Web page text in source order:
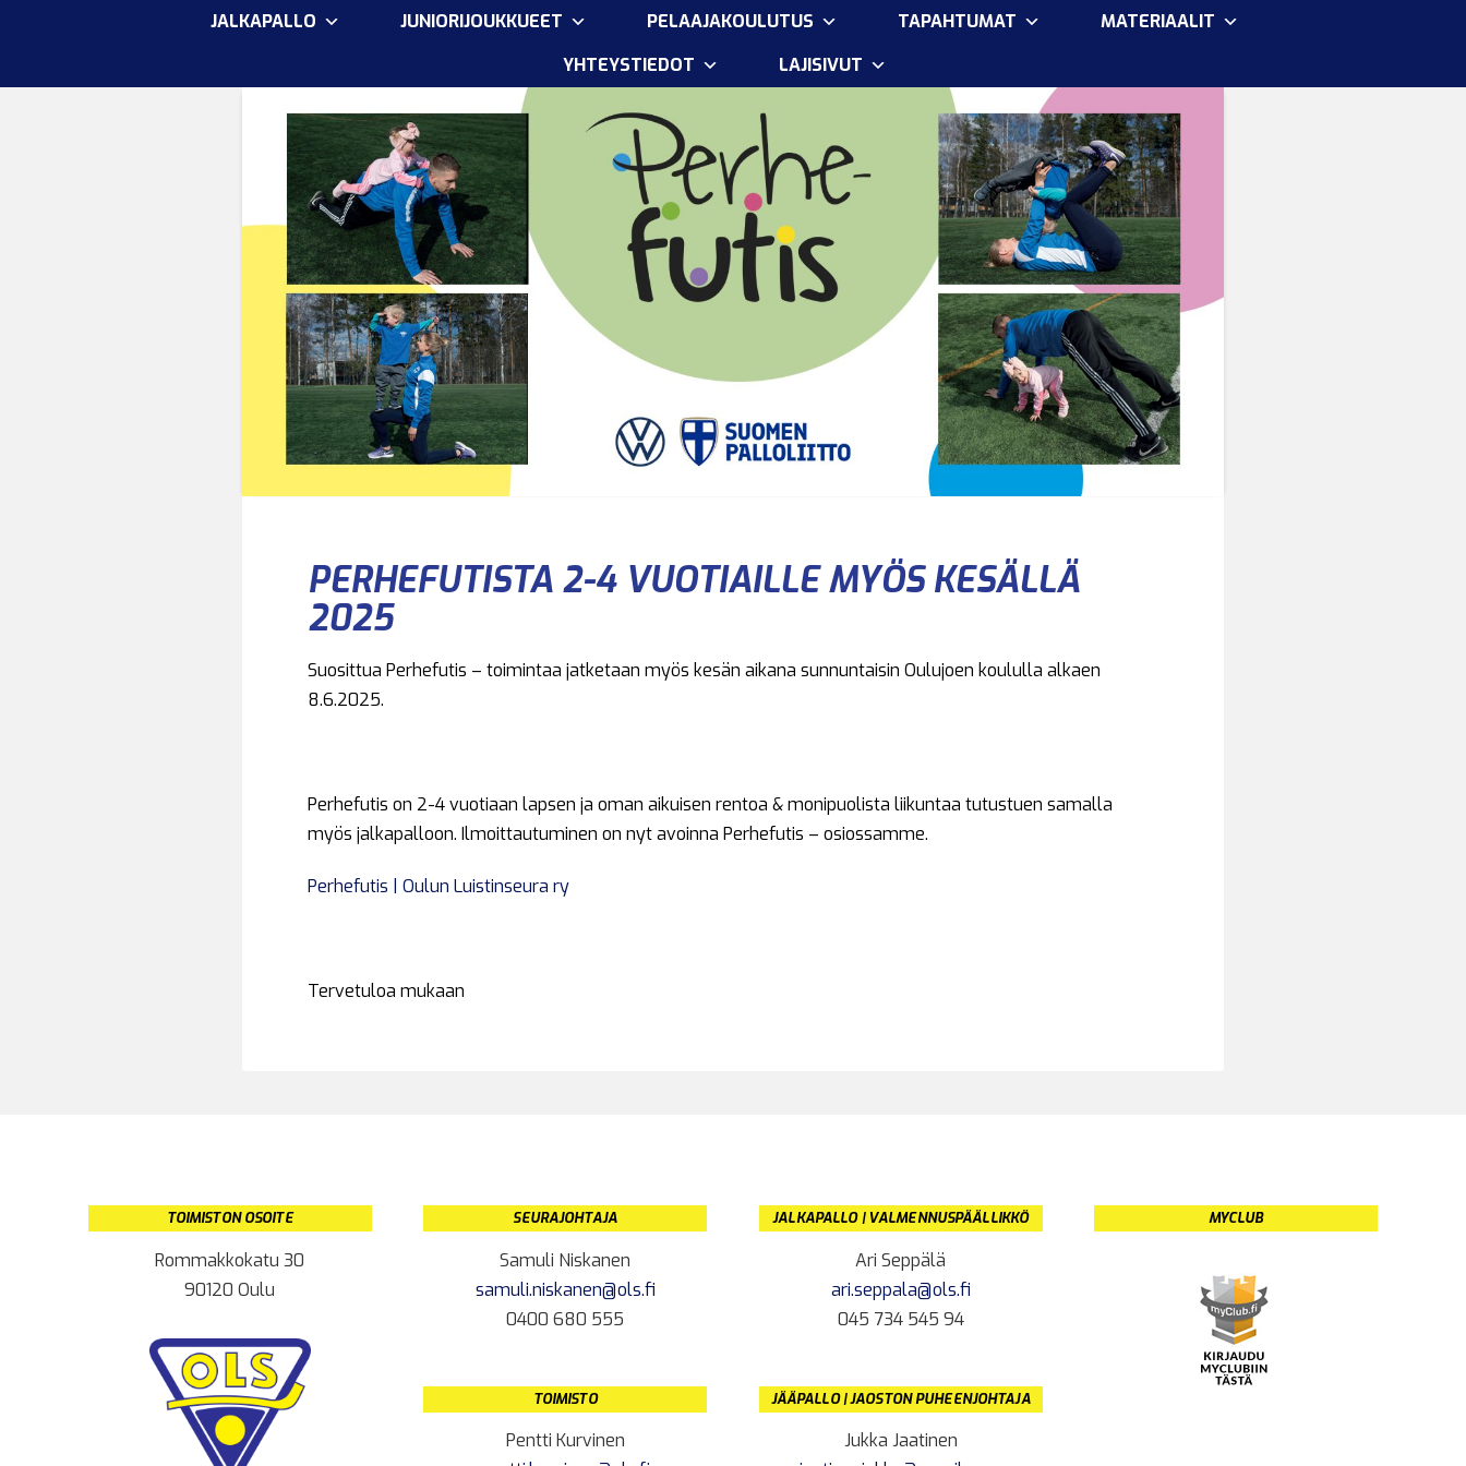
JALKAPALLO JUNIORIJOUKKUEET PELAAJAKOULUTUS TAPAHTUMAT
MATERIAALIT
YHTEYSTIEDOT
LAJISIVUT
PERHEFUTISTA 2-4 VUOTIAILLE MYÖS KESÄLLÄ
2025
Suosittua Perhefutis – toimintaa jatketaan myös kesän aikana sunnuntaisin Oulujoen koululla alkaen
8.6.2025.
Perhefutis on 2-4 vuotiaan lapsen ja oman aikuisen rentoa & monipuolista liikuntaa tutustuen samalla
myös jalkapalloon. Ilmoittautuminen on nyt avoinna Perhefutis – osiossamme.
Perhefutis | Oulun Luistinseura ry
Tervetuloa mukaan
TOIMISTON OSOITE
Rommakkokatu 30
90120 Oulu
SEURAJOHTAJA
Samuli Niskanen
samuli.niskanen@ols.fi
0400 680 555
TOIMISTO
Pentti Kurvinen
JALKAPALLO | VALMENNUSPÄÄLLIKKÖ
Ari Seppälä
ari.seppala@ols.fi
045 734 545 94
JÄÄPALLO | JAOSTON PUHEENJOHTAJA
Jukka Jaatinen
MYCLUB